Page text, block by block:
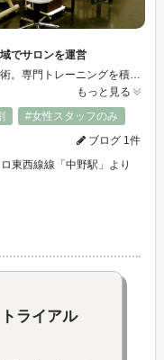
でサロンを運営
世界に通用する、プロケアアイラッシュの技術。専門トレーニングを積んだアイラッシュマイスターたちが、独自に開発した数百種類のまつげエクステから、お客様一人一人の毛質・目の形・骨格・タイプに合うものをセレクトします。安心・安全のプロケアアイラッシュ施術方法を習得するため、国内・海外サロンからもたくさんのアイリストたちが講習受講にいらっしゃいます。一流サロンでのまつげエクステ施術をぜひ体験してください。
もっと見る
#女性スタッフのみ
ブログ 1件
東西線線「中野駅」より
ライアル